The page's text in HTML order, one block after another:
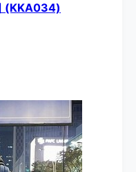
(KKA034)